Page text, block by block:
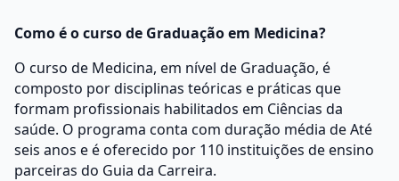
Como é o curso de Graduação em Medicina?
O curso de Medicina, em nível de Graduação, é
composto por disciplinas teóricas e práticas que
formam profissionais habilitados em Ciências da
saúde. O programa conta com duração média de Até
seis anos e é oferecido por 110 instituições de ensino
parceiras do Guia da Carreira.